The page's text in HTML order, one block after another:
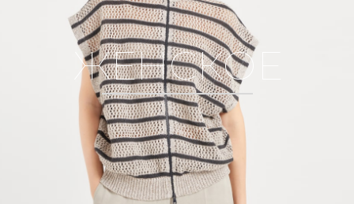
ЖЕНСКОЕ